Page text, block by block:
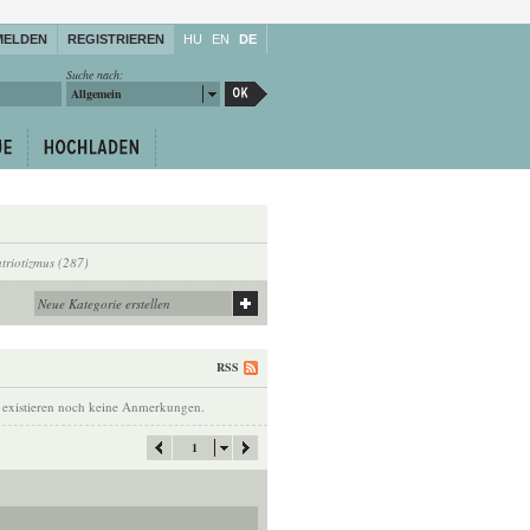
REGISTRIEREN HU EN DE
Suche nach:
Allgemein
(287)
RSS
noch keine Anmerkungen.
1